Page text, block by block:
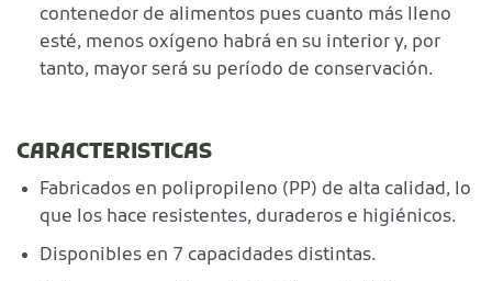
contenedor de alimentos pues cuanto más lleno
esté, menos oxígeno habrá en su interior y, por
tanto, mayor será su período de conservación.
CARACTERISTICAS
Fabricados en polipropileno (PP) de alta calidad, lo
que los hace resistentes, duraderos e higiénicos.
Disponibles en 7 capacidades distintas.